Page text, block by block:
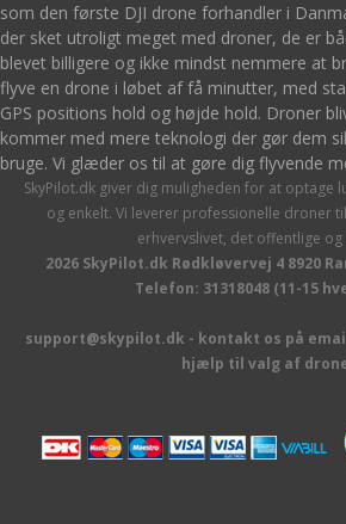
som den første DJI drone forhandler i
der sket utroligt meget med droner, de er
blevet billigere og ikke mindst nemmere at
flyve en drone i løbet af få minutter, med
GPS positions hold og højde hold. Droner
kommer med mere teknologi der gør dem
bruge. Vi glæder os til at gøre dig flyvende
SkyPilot.dk giver dig muligheden for at optage
og enkelt. Vi leverer professionelle droner
erhvervslivet, det offentlige og
2026 SkyPilot.dk Rødkløvervej 4 8920
Telefon: 31318048 (11-15
support@skypilot.dk - kontakt os på
hjælp til valg af